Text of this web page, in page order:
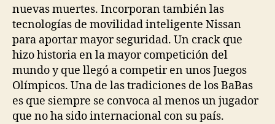
nuevas muertes. Incorporan también las
tecnologías de movilidad inteligente Nissan
para aportar mayor seguridad. Un crack que
hizo historia en la mayor competición del
mundo y que llegó a competir en unos Juegos
Olímpicos. Una de las tradiciones de los BaBas
es que siempre se convoca al menos un jugador
que no ha sido internacional con su país.